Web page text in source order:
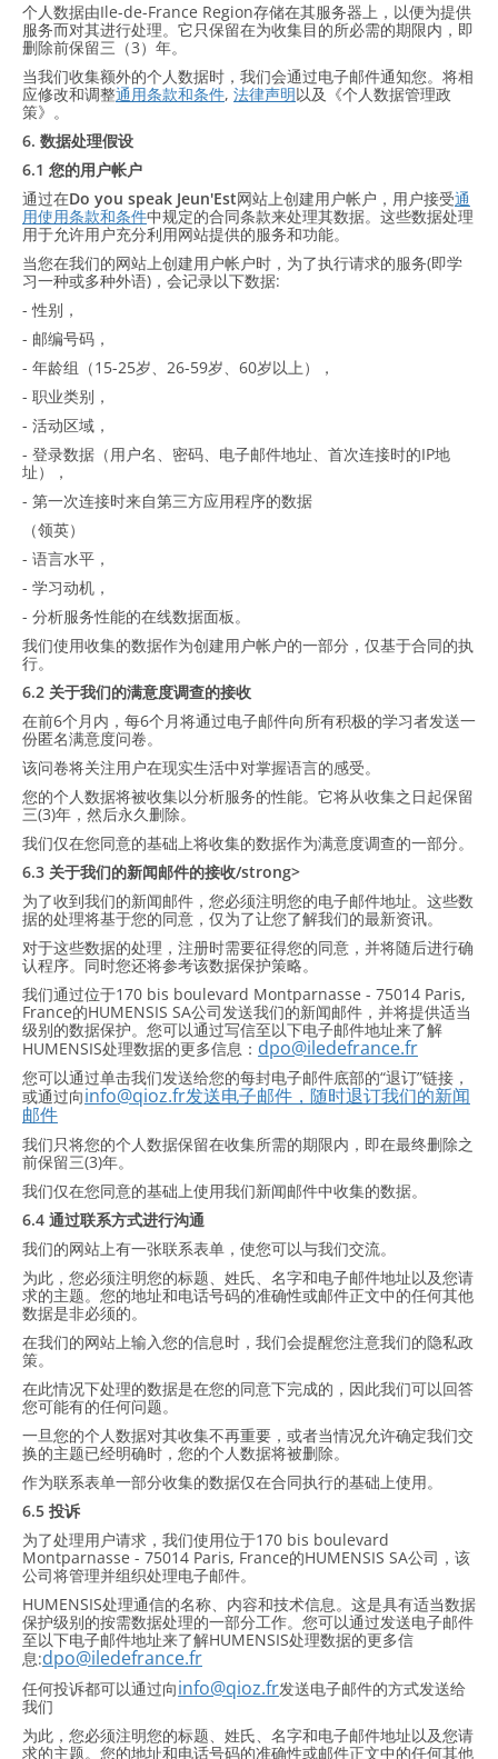
个人数据由Ile-de-France Region存储在其服务器上，以便为提供
服务而对其进行处理。它只保留在为收集目的所必需的期限内，即
删除前保留三（3）年。
当我们收集额外的个人数据时，我们会通过电子邮件通知您。将相
应修改和调整通用条款和条件, 法律声明以及《个人数据管理政
策》。
6. 数据处理假设
6.1 您的用户帐户
通过在Do you speak Jeun'Est网站上创建用户帐户，用户接受通
用使用条款和条件中规定的合同条款来处理其数据。这些数据处理
用于允许用户充分利用网站提供的服务和功能。
当您在我们的网站上创建用户帐户时，为了执行请求的服务(即学
习一种或多种外语)，会记录以下数据:
- 性别，
- 邮编号码，
- 年龄组（15-25岁、26-59岁、60岁以上），
- 职业类别，
- 活动区域，
- 登录数据（用户名、密码、电子邮件地址、首次连接时的IP地
址），
- 第一次连接时来自第三方应用程序的数据
（领英）
- 语言水平，
- 学习动机，
- 分析服务性能的在线数据面板。
我们使用收集的数据作为创建用户帐户的一部分，仅基于合同的执
行。
6.2 关于我们的满意度调查的接收
在前6个月内，每6个月将通过电子邮件向所有积极的学习者发送一
份匿名满意度问卷。
该问卷将关注用户在现实生活中对掌握语言的感受。
您的个人数据将被收集以分析服务的性能。它将从收集之日起保留
三(3)年，然后永久删除。
我们仅在您同意的基础上将收集的数据作为满意度调查的一部分。
6.3 关于我们的新闻邮件的接收/strong>
为了收到我们的新闻邮件，您必须注明您的电子邮件地址。这些数
据的处理将基于您的同意，仅为了让您了解我们的最新资讯。
对于这些数据的处理，注册时需要征得您的同意，并将随后进行确
认程序。同时您还将参考该数据保护策略。
我们通过位于170 bis boulevard Montparnasse - 75014 Paris,
France的HUMENSIS SA公司发送我们的新闻邮件，并将提供适当
级别的数据保护。您可以通过写信至以下电子邮件地址来了解
HUMENSIS处理数据的更多信息： dpo@iledefrance.fr
您可以通过单击我们发送给您的每封电子邮件底部的“退订”链接，
或通过向info@qioz.fr发送电子邮件，随时退订我们的新闻
邮件
我们只将您的个人数据保留在收集所需的期限内，即在最终删除之
前保留三(3)年。
我们仅在您同意的基础上使用我们新闻邮件中收集的数据。
6.4 通过联系方式进行沟通
我们的网站上有一张联系表单，使您可以与我们交流。
为此，您必须注明您的标题、姓氏、名字和电子邮件地址以及您请
求的主题。您的地址和电话号码的准确性或邮件正文中的任何其他
数据是非必须的。
在我们的网站上输入您的信息时，我们会提醒您注意我们的隐私政
策。
在此情况下处理的数据是在您的同意下完成的，因此我们可以回答
您可能有的任何问题。
一旦您的个人数据对其收集不再重要，或者当情况允许确定我们交
换的主题已经明确时，您的个人数据将被删除。
作为联系表单一部分收集的数据仅在合同执行的基础上使用。
6.5 投诉
为了处理用户请求，我们使用位于170 bis boulevard
Montparnasse - 75014 Paris, France的HUMENSIS SA公司，该
公司将管理并组织处理电子邮件。
HUMENSIS处理通信的名称、内容和技术信息。这是具有适当数据
保护级别的按需数据处理的一部分工作。您可以通过发送电子邮件
至以下电子邮件地址来了解HUMENSIS处理数据的更多信
息:dpo@iledefrance.fr
任何投诉都可以通过向info@qioz.fr发送电子邮件的方式发送给
我们
为此，您必须注明您的标题、姓氏、名字和电子邮件地址以及您请
求的主题。您的地址和电话号码的准确性或邮件正文中的任何其他